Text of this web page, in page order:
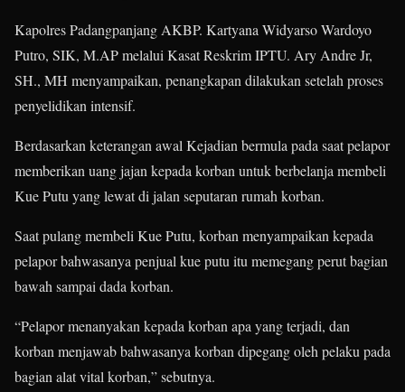
Kapolres Padangpanjang AKBP. Kartyana Widyarso Wardoyo
Putro, SIK, M.AP melalui Kasat Reskrim IPTU. Ary Andre Jr,
SH., MH menyampaikan, penangkapan dilakukan setelah proses
penyelidikan intensif.
Berdasarkan keterangan awal Kejadian bermula pada saat pelapor
memberikan uang jajan kepada korban untuk berbelanja membeli
Kue Putu yang lewat di jalan seputaran rumah korban.
Saat pulang membeli Kue Putu, korban menyampaikan kepada
pelapor bahwasanya penjual kue putu itu memegang perut bagian
bawah sampai dada korban.
“Pelapor menanyakan kepada korban apa yang terjadi, dan
korban menjawab bahwasanya korban dipegang oleh pelaku pada
bagian alat vital korban,” sebutnya.